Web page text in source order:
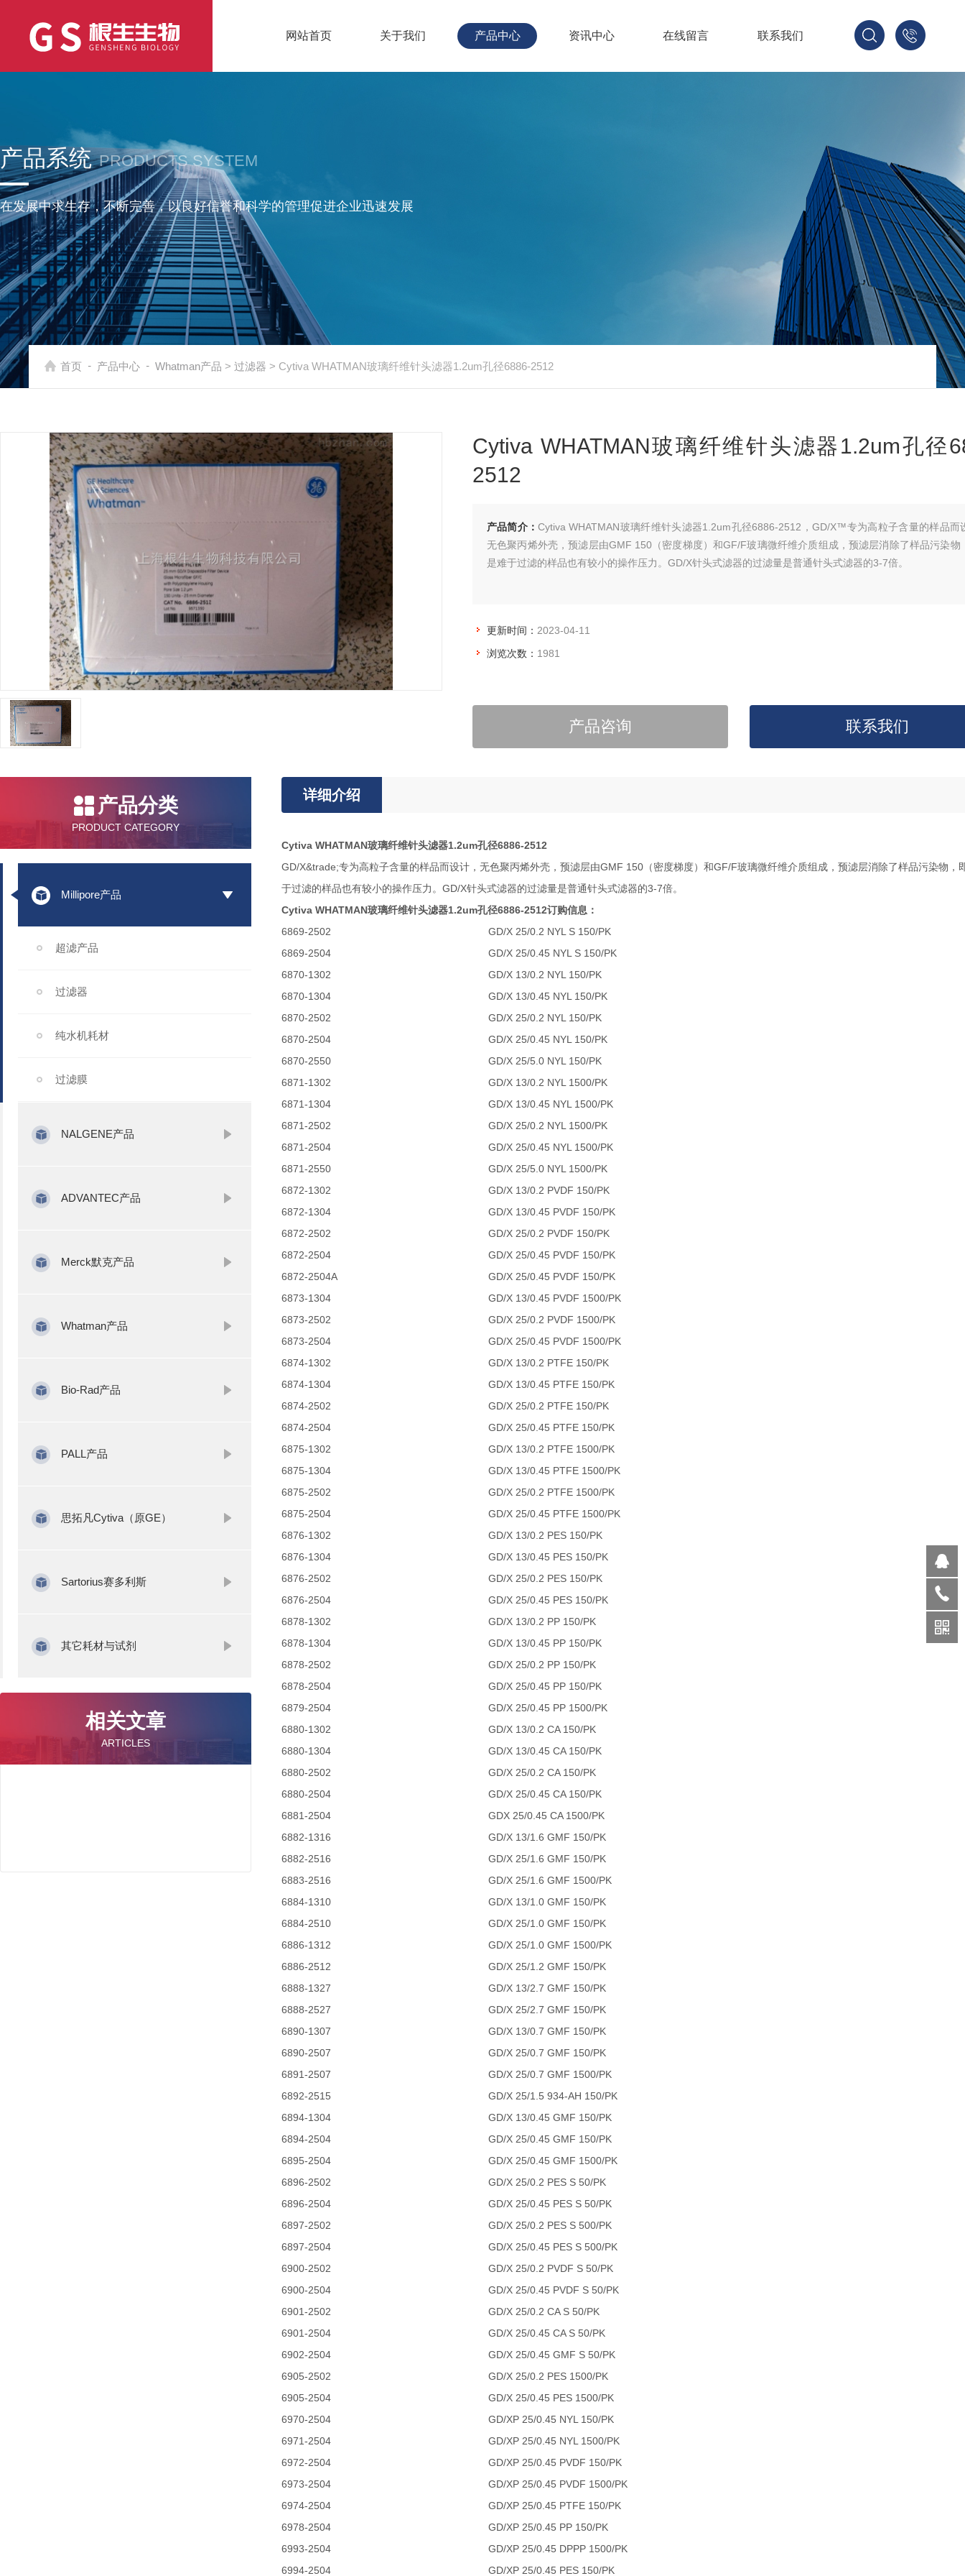
网站首页 关于我们 产品中心 资讯中心 在线留言 联系我们
产品系统 PRODUCTS SYSTEM
在发展中求生存，不断完善，以良好信誉和科学的管理促进企业迅速发展
首页 - 产品中心 - Whatman产品 >过滤器 > Cytiva WHATMAN玻璃纤维针头滤器1.2um孔径6886-2512
Cytiva WHATMAN玻璃纤维针头滤器1.2um孔径
2512
产品简介： Cytiva WHATMAN玻璃纤维针头滤器1.2um孔径6886-2512，GD/X™专为高粒子含量的样品而
无色聚丙烯外壳，预滤层由GMF 150（密度梯度）和GF/F玻璃微纤维介质组成，预滤层消除了样品污染物
是难于过滤的样品也有较小的操作压力。GD/X针头式滤器的过滤量是普通针头式滤器的3-7倍。
更新时间： 2023-04-11
浏览次数： 1981
产品咨询 联系我们
产品分类
PRODUCT CATEGORY
Millipore产品
超滤产品
过滤器
纯水机耗材
过滤膜
NALGENE产品
ADVANTEC产品
Merck默克产品
Whatman产品
Bio-Rad产品
PALL产品
思拓凡Cytiva（原GE）
Sartorius赛多利斯
其它耗材与试剂
相关文章
ARTICLES
详细介绍
Cytiva WHATMAN玻璃纤维针头滤器1.2um孔径6886-2512
GD/X&trade;专为高粒子含量的样品而设计，无色聚丙烯外壳，预滤层由GMF 150（密度梯度）和GF/F玻璃微纤维介质组成，预滤层消除了样品污染物，
于过滤的样品也有较小的操作压力。GD/X针头式滤器的过滤量是普通针头式滤器的3-7倍。
Cytiva WHATMAN玻璃纤维针头滤器1.2um孔径6886-2512订购信息：
6869-2502
GD/X 25/0.2 NYL S 150/PK
6869-2504
GD/X 25/0.45 NYL S 150/PK
6870-1302
GD/X 13/0.2 NYL 150/PK
6870-1304
GD/X 13/0.45 NYL 150/PK
6870-2502
GD/X 25/0.2 NYL 150/PK
6870-2504
GD/X 25/0.45 NYL 150/PK
6870-2550
GD/X 25/5.0 NYL 150/PK
6871-1302
GD/X 13/0.2 NYL 1500/PK
6871-1304
GD/X 13/0.45 NYL 1500/PK
6871-2502
GD/X 25/0.2 NYL 1500/PK
6871-2504
GD/X 25/0.45 NYL 1500/PK
6871-2550
GD/X 25/5.0 NYL 1500/PK
6872-1302
GD/X 13/0.2 PVDF 150/PK
6872-1304
GD/X 13/0.45 PVDF 150/PK
6872-2502
GD/X 25/0.2 PVDF 150/PK
6872-2504
GD/X 25/0.45 PVDF 150/PK
6872-2504A
GD/X 25/0.45 PVDF 150/PK
6873-1304
GD/X 13/0.45 PVDF 1500/PK
6873-2502
GD/X 25/0.2 PVDF 1500/PK
6873-2504
GD/X 25/0.45 PVDF 1500/PK
6874-1302
GD/X 13/0.2 PTFE 150/PK
6874-1304
GD/X 13/0.45 PTFE 150/PK
6874-2502
GD/X 25/0.2 PTFE 150/PK
6874-2504
GD/X 25/0.45 PTFE 150/PK
6875-1302
GD/X 13/0.2 PTFE 1500/PK
6875-1304
GD/X 13/0.45 PTFE 1500/PK
6875-2502
GD/X 25/0.2 PTFE 1500/PK
6875-2504
GD/X 25/0.45 PTFE 1500/PK
6876-1302
GD/X 13/0.2 PES 150/PK
6876-1304
GD/X 13/0.45 PES 150/PK
6876-2502
GD/X 25/0.2 PES 150/PK
6876-2504
GD/X 25/0.45 PES 150/PK
6878-1302
GD/X 13/0.2 PP 150/PK
6878-1304
GD/X 13/0.45 PP 150/PK
6878-2502
GD/X 25/0.2 PP 150/PK
6878-2504
GD/X 25/0.45 PP 150/PK
6879-2504
GD/X 25/0.45 PP 1500/PK
6880-1302
GD/X 13/0.2 CA 150/PK
6880-1304
GD/X 13/0.45 CA 150/PK
6880-2502
GD/X 25/0.2 CA 150/PK
6880-2504
GD/X 25/0.45 CA 150/PK
6881-2504
GDX 25/0.45 CA 1500/PK
6882-1316
GD/X 13/1.6 GMF 150/PK
6882-2516
GD/X 25/1.6 GMF 150/PK
6883-2516
GD/X 25/1.6 GMF 1500/PK
6884-1310
GD/X 13/1.0 GMF 150/PK
6884-2510
GD/X 25/1.0 GMF 150/PK
6886-1312
GD/X 25/1.0 GMF 1500/PK
6886-2512
GD/X 25/1.2 GMF 150/PK
6888-1327
GD/X 13/2.7 GMF 150/PK
6888-2527
GD/X 25/2.7 GMF 150/PK
6890-1307
GD/X 13/0.7 GMF 150/PK
6890-2507
GD/X 25/0.7 GMF 150/PK
6891-2507
GD/X 25/0.7 GMF 1500/PK
6892-2515
GD/X 25/1.5 934-AH 150/PK
6894-1304
GD/X 13/0.45 GMF 150/PK
6894-2504
GD/X 25/0.45 GMF 150/PK
6895-2504
GD/X 25/0.45 GMF 1500/PK
6896-2502
GD/X 25/0.2 PES S 50/PK
6896-2504
GD/X 25/0.45 PES S 50/PK
6897-2502
GD/X 25/0.2 PES S 500/PK
6897-2504
GD/X 25/0.45 PES S 500/PK
6900-2502
GD/X 25/0.2 PVDF S 50/PK
6900-2504
GD/X 25/0.45 PVDF S 50/PK
6901-2502
GD/X 25/0.2 CA S 50/PK
6901-2504
GD/X 25/0.45 CA S 50/PK
6902-2504
GD/X 25/0.45 GMF S 50/PK
6905-2502
GD/X 25/0.2 PES 1500/PK
6905-2504
GD/X 25/0.45 PES 1500/PK
6970-2504
GD/XP 25/0.45 NYL 150/PK
6971-2504
GD/XP 25/0.45 NYL 1500/PK
6972-2504
GD/XP 25/0.45 PVDF 150/PK
6973-2504
GD/XP 25/0.45 PVDF 1500/PK
6974-2504
GD/XP 25/0.45 PTFE 150/PK
6978-2504
GD/XP 25/0.45 PP 150/PK
6993-2504
GD/XP 25/0.45 DPPP 1500/PK
6994-2504
GD/XP 25/0.45 PES 150/PK